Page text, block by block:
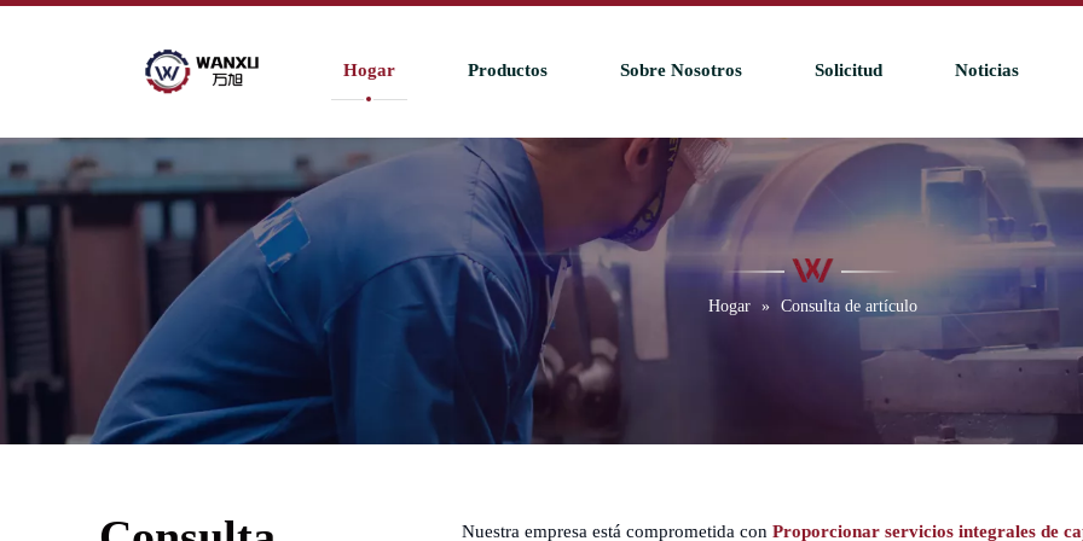
Hogar Productos Sobre Nosotros Solicitud Noticias
Hogar » Consulta de artículo
Nuestra empresa está comprometida con Proporcionar servicios integrales de